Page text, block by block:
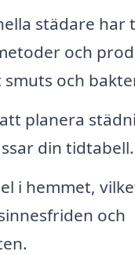
städare har
och
och
planera
din tidtabell.
i hemmet,
och